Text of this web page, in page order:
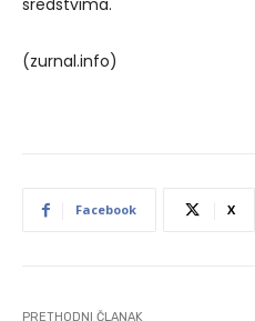
sredstvima.
(zurnal.info)
Facebook X
PRETHODNI ČLANAK